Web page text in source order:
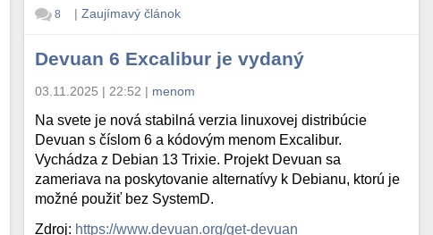
8 | Zaujímavý článok
Devuan 6 Excalibur je vydaný
03.11.2025 | 22:52 | menom
Na svete je nová stabilná verzia linuxovej distribúcie
Devuan s číslom 6 a kódovým menom Excalibur.
Vychádza z Debian 13 Trixie. Projekt Devuan sa
zameriava na poskytovanie alternatívy k Debianu, ktorú je
možné použiť bez SystemD.
Zdroj: https://www.devuan.org/get-devuan